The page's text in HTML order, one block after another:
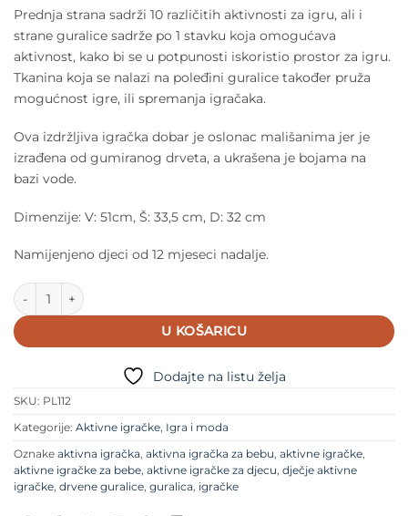
Prednja strana sadrži 10 različitih aktivnosti za igru, ali i
strane guralice sadrže po 1 stavku koja omogućava
aktivnost, kako bi se u potpunosti iskoristio prostor za igru.
Tkanina koja se nalazi na poleđini guralice također pruža
mogućnost igre, ili spremanja igračaka.
Ova izdržljiva igračka dobar je oslonac mališanima jer je
izrađena od gumiranog drveta, a ukrašena je bojama na
bazi vode.
Dimenzije: V: 51cm, Š: 33,5 cm, D: 32 cm
Namijenjeno djeci od 12 mjeseci nadalje.
Le Toy Van Aktivna guralica Čarobna šuma količina
U KOŠARICU
Dodajte na listu želja
SKU: PL112
Kategorije: Aktivne igračke, Igra i moda
Oznake aktivna igračka, aktivna igračka za bebu, aktivne igračke,
aktivne igračke za bebe, aktivne igračke za djecu, dječje aktivne
igračke, drvene guralice, guralica, igračke